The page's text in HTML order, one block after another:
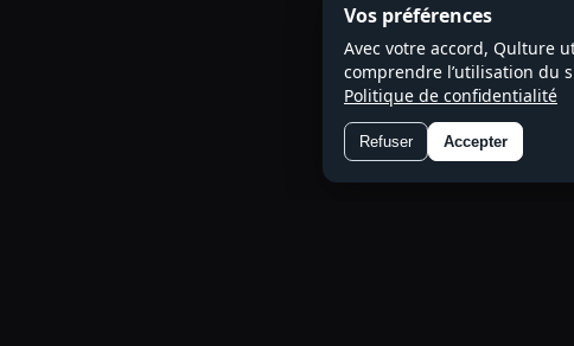
Vos préférences
Avec votre accord, Qulture
comprendre l’utilisation du
Politique de confidentialité
Refuser Accepter